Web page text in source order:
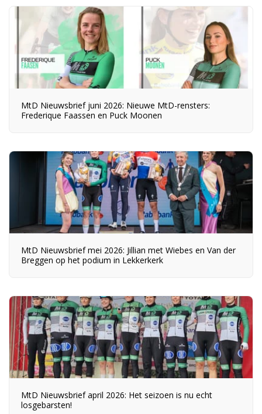
MtD Nieuwsbrief juni 2026: Nieuwe MtD-rensters:
Frederique Faassen en Puck Moonen
MtD Nieuwsbrief mei 2026: Jillian met Wiebes en Van der
Breggen op het podium in Lekkerkerk
MtD Nieuwsbrief april 2026: Het seizoen is nu echt
losgebarsten!